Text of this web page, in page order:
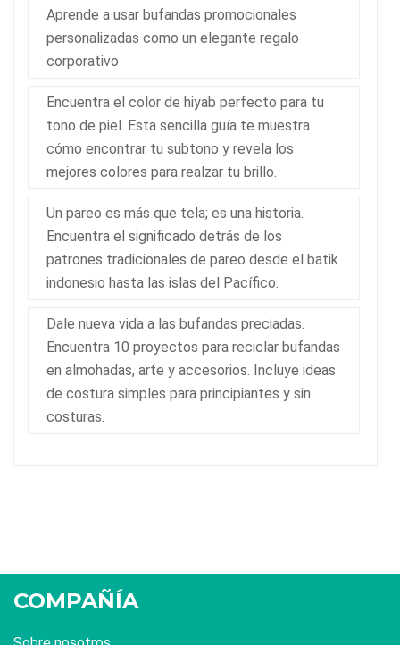
Aprende a usar bufandas promocionales
personalizadas como un elegante regalo
corporativo
Encuentra el color de hiyab perfecto para tu
tono de piel. Esta sencilla guía te muestra
cómo encontrar tu subtono y revela los
mejores colores para realzar tu brillo.
Un pareo es más que tela; es una historia.
Encuentra el significado detrás de los
patrones tradicionales de pareo desde el batik
indonesio hasta las islas del Pacífico.
Dale nueva vida a las bufandas preciadas.
Encuentra 10 proyectos para reciclar bufandas
en almohadas, arte y accesorios. Incluye ideas
de costura simples para principiantes y sin
costuras.
COMPAÑÍA